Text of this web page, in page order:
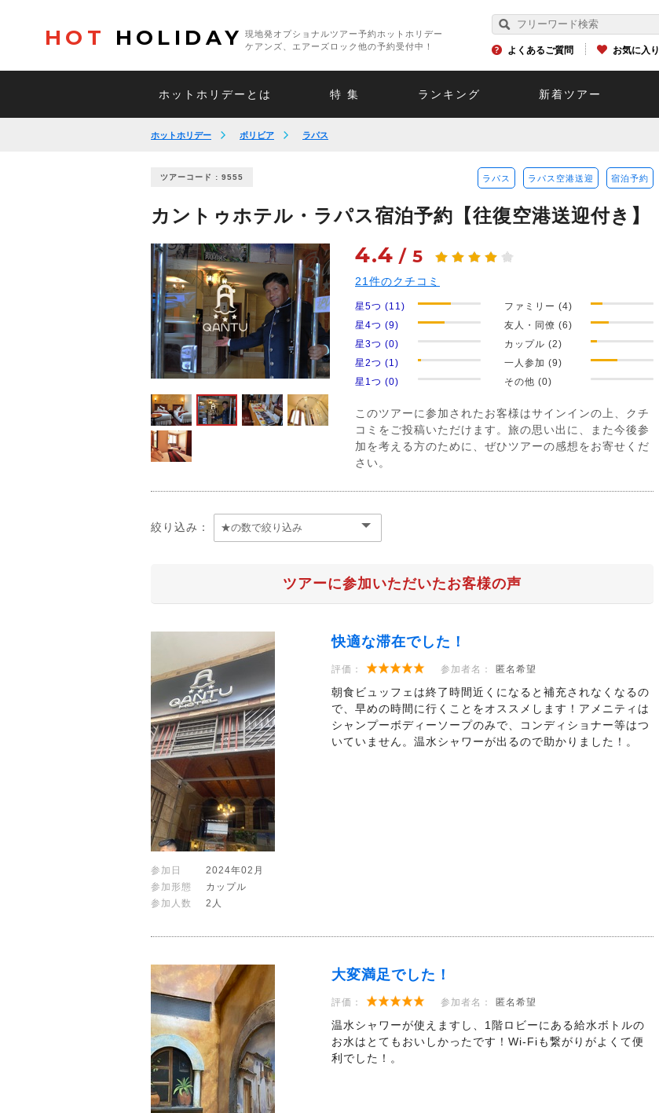
HOT HOLIDAY
現地発オプショナルツアー予約ホットホリデー
ケアンズ、エアーズロック他の予約受付中！
よくあるご質問 お気に入り
ホットホリデーとは 特 集 ランキング 新着ツアー
ホットホリデー ボリビア ラパス
ツアーコード : 9555 ラパス ラパス空港送迎 宿泊予約
カントゥホテル・ラパス宿泊予約【往復空港送迎付き】
4.4 / 5
21件のクチコミ
星5つ (11)
星4つ (9)
星3つ (0)
星2つ (1)
星1つ (0)
ファミリー (4)
友人・同僚 (6)
カップル (2)
一人参加 (9)
その他 (0)
このツアーに参加されたお客様はサインインの上、クチ
コミをご投稿いただけます。旅の思い出に、また今後参
加を考える方のために、ぜひツアーの感想をお寄せくだ
さい。
絞り込み：
ツアーに参加いただいたお客様の声
快適な滞在でした！
評価： 参加者名： 匿名希望
朝食ビュッフェは終了時間近くになると補充されなくなるの
で、早めの時間に行くことをオススメします！アメニティは
シャンプーボディーソープのみで、コンディショナー等はつ
いていません。温水シャワーが出るので助かりました！。
参加日
2024年02月
参加形態
カップル
参加人数
2人
大変満足でした！
評価： 参加者名： 匿名希望
温水シャワーが使えますし、1階ロビーにある給水ボトルの
お水はとてもおいしかったです！Wi-Fiも繋がりがよくて便
利でした！。